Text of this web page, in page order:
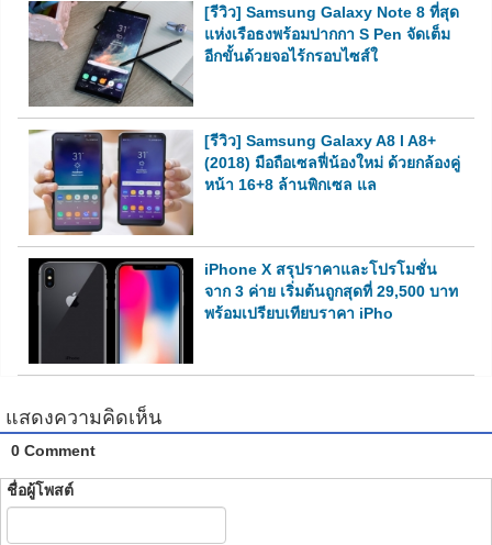
[รีวิว] Samsung Galaxy Note 8 ที่สุด
แห่งเรือธงพร้อมปากกา S Pen จัดเต็ม
อีกขั้นด้วยจอไร้กรอบไซส์ใ
[รีวิว] Samsung Galaxy A8 l A8+
(2018) มือถือเซลฟี่น้องใหม่ ด้วยกล้องคู่
หน้า 16+8 ล้านพิกเซล แล
iPhone X สรุปราคาและโปรโมชั่น
จาก 3 ค่าย เริ่มต้นถูกสุดที่ 29,500 บาท
พร้อมเปรียบเทียบราคา iPho
แสดงความคิดเห็น
0 Comment
ชื่อผู้โพสต์